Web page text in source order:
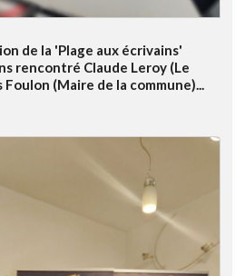
de la 'Plage aux écrivains'
rencontré Claude Leroy (Le
(Maire de la commune)...